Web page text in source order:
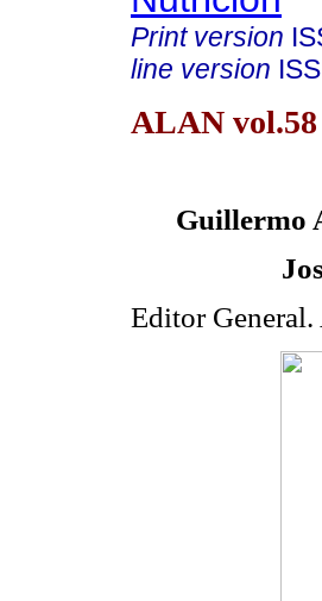
Print version
line version
ALAN vol.58
Guillermo
Editor